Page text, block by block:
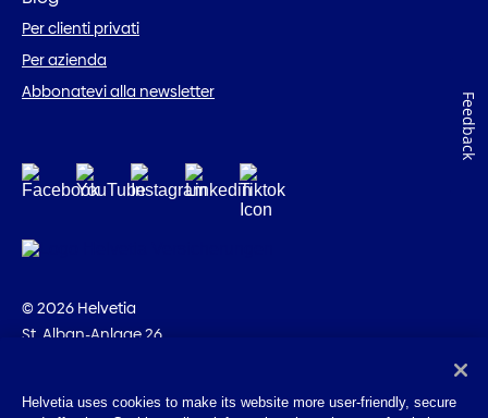
Per clienti privati
Per azienda
Abbonatevi alla newsletter
© 2026 Helvetia
St. Alban-Anlage 26
Helvetia uses cookies to make its website more user-friendly, secure
Feedback